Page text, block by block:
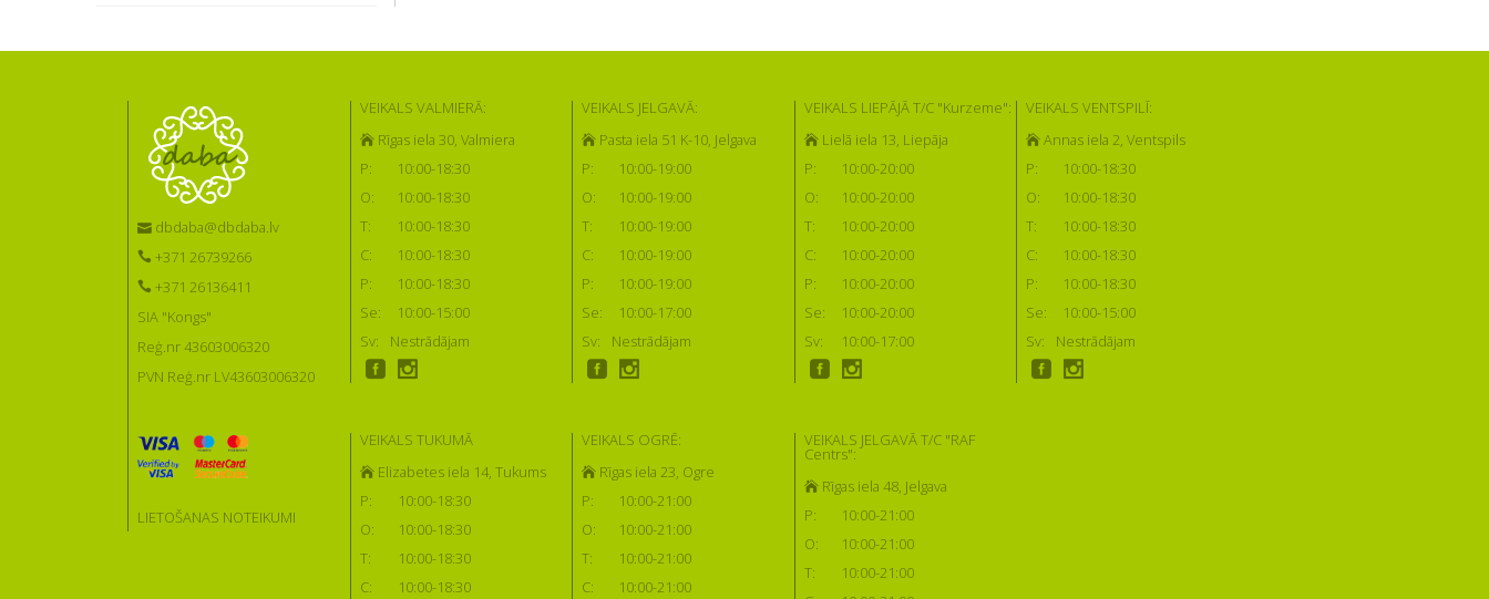
dbdaba@dbdaba.lv
+371 26739266
+371 26136411
SIA "Kongs"
Reģ.nr 43603006320
PVN Reģ.nr LV43603006320
LIETOŠANAS NOTEIKUMI
VEIKALS VALMIERĀ:
Rīgas iela 30, Valmiera
P:
10:00-18:30
O:
10:00-18:30
T:
10:00-18:30
C:
10:00-18:30
P:
10:00-18:30
Se:
10:00-15:00
Sv:
Nestrādājam
VEIKALS JELGAVĀ:
Pasta iela 51 K-10, Jelgava
P:
10:00-19:00
O:
10:00-19:00
T:
10:00-19:00
C:
10:00-19:00
P:
10:00-19:00
Se:
10:00-17:00
Sv:
Nestrādājam
VEIKALS LIEPĀJĀ T/C "Kurzeme":
Lielā iela 13, Liepāja
P:
10:00-20:00
O:
10:00-20:00
T:
10:00-20:00
C:
10:00-20:00
P:
10:00-20:00
Se:
10:00-20:00
Sv:
10:00-17:00
VEIKALS VENTSPILĪ:
Annas iela 2, Ventspils
P:
10:00-18:30
O:
10:00-18:30
T:
10:00-18:30
C:
10:00-18:30
P:
10:00-18:30
Se:
10:00-15:00
Sv:
Nestrādājam
VEIKALS TUKUMĀ
Elizabetes iela 14, Tukums
P:
10:00-18:30
O:
10:00-18:30
T:
10:00-18:30
C:
10:00-18:30
VEIKALS OGRĒ:
Rīgas iela 23, Ogre
P:
10:00-21:00
O:
10:00-21:00
T:
10:00-21:00
C:
10:00-21:00
VEIKALS JELGAVĀ T/C "RAF
Centrs":
Rīgas iela 48, Jelgava
P:
10:00-21:00
O:
10:00-21:00
T:
10:00-21:00